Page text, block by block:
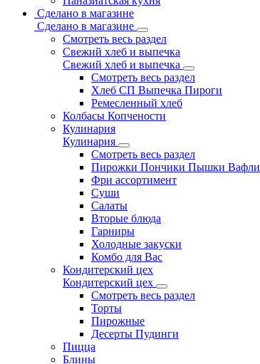
Сделано в магазине
Сделано в магазине
Смотреть весь раздел
Свежий хлеб и выпечка
Свежий хлеб и выпечка
Смотреть весь раздел
Хлеб СП Выпечка Пироги
Ремесленный хлеб
Колбасы Копчености
Кулинария
Кулинария
Смотреть весь раздел
Пирожки Пончики Пышки Вафли
Фри ассортимент
Суши
Салаты
Вторые блюда
Гарниры
Холодные закуски
Комбо для Вас
Кондитерский цех
Кондитерский цех
Смотреть весь раздел
Торты
Пирожные
Десерты Пудинги
Пицца
Блины